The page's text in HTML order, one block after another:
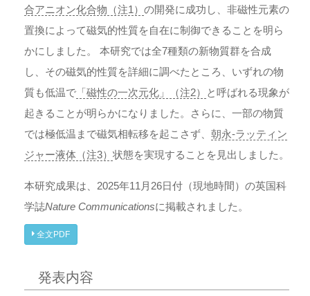
合アニオン化合物（注1） の開発に成功し、非磁性元素の
置換によって磁気的性質を自在に制御できることを明ら
かにしました。 本研究では全7種類の新物質群を合成
し、その磁気的性質を詳細に調べたところ、いずれの物
質も低温で 「磁性の一次元化」（注2）
と呼ばれる現象が
起きることが明らかになりました。さらに、一部の物質
では極低温まで磁気相転移を起こさず、 朝永-ラッティン
ジャー液体（注3） 状態を実現することを見出しました。
本研究成果は、2025年11月26日付（現地時間）の英国科
学誌Nature Communicationsに掲載されました。
全文PDF
発表内容